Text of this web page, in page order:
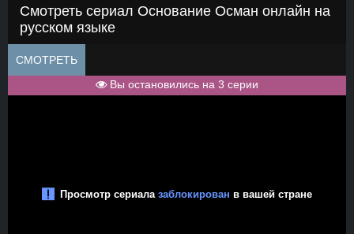
Смотреть сериал Основание Осман онлайн на
русском языке
СМОТРЕТЬ
Вы остановились на 3 серии